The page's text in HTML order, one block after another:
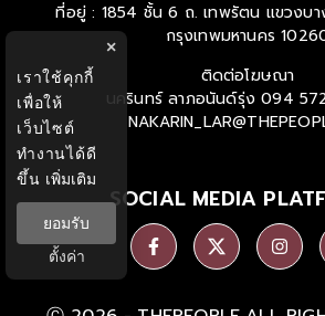
ที่อยู่ : 1854 ชั้น 6 ถ. เทพรัตน แขวงบา
กรุงเทพมหานคร
ติดต่อโฆษณา
นครินทร์ ลาภอนันด์รุ่ง 094
SOCIAL MEDIA
×
เราใช้คุกกี้
เพื่อให้
เว็บไซต์
ทำงานได้ดี
ขึ้น เพิ่มเติม
ยอมรับ
ตั้งค่า